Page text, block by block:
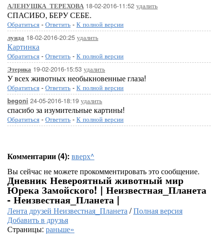
АЛЕНУШКА_ТЕРЕХОВА 18-02-2016-11:52 удалить
СПАСИБО, БЕРУ СЕБЕ.
Обратиться - Ответить - К полной версии
луида 18-02-2016-20:25 удалить
Картинка
Обратиться - Ответить - К полной версии
Этерика 19-02-2016-15:53 удалить
У всех животных необыкновенные глаза!
Обратиться - Ответить - К полной версии
begoni 24-05-2016-18:19 удалить
спасибо за изумительные картины!
Обратиться - Ответить - К полной версии
Комментарии (4): вверх^
Вы сейчас не можете прокомментировать это сообщение.
Дневник Невероятный животный мир
Юрека Замойского! | Неизвестная_Планета
- Неизвестная_Планета |
Лента друзей Неизвестная_Планета/Полная версия
Добавить в друзья
Страницы: раньше»